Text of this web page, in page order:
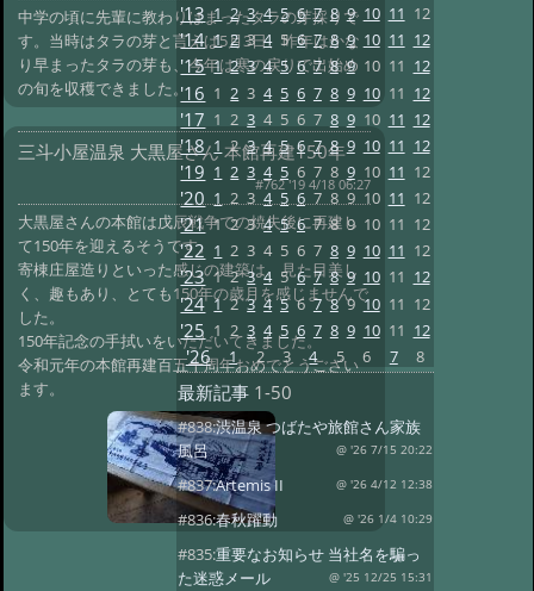
中学の頃に先輩に教わりはまったタラの芽採りで
す。当時はタラの芽と言えば5月3日、昨年はかな
り早まったタラの芽も、今年は寒の戻りで出始め
の旬を収穫できました。
三斗小屋温泉 大黒屋さん 本館再建150年
#762 '19 4/18 06:27
大黒屋さんの本館は戊辰戦争での焼失後に再建し
て150年を迎えるそうです。
寄棟庄屋造りといった感じの建築は、見た目美し
く、趣もあり、とても150年の歳月を感じませんで
した。
150年記念の手拭いをいただいてきました。
令和元年の本館再建百五十周年おめでとうござい
ます。
'13 1 2 3 4 5 6 7 8 9 10 11 12
'14 1 2 3 4 5 6 7 8 9 10 11 12
'15 1 2 3 4 5 6 7 8 9 10 11 12
'16 1 2 3 4 5 6 7 8 9 10 11 12
'17 1 2 3 4 5 6 7 8 9 10 11 12
'18 1 2 3 4 5 6 7 8 9 10 11 12
'19 1 2 3 4 5 6 7 8 9 10 11 12
'20 1 2 3 4 5 6 7 8 9 10 11 12
'21 1 2 3 4 5 6 7 8 9 10 11 12
'22 1 2 3 4 5 6 7 8 9 10 11 12
'23 1 2 3 4 5 6 7 8 9 10 11 12
'24 1 2 3 4 5 6 7 8 9 10 11 12
'25 1 2 3 4 5 6 7 8 9 10 11 12
'26 1 2 3 4 5 6 7 8
最新記事 1-50
#838:渋温泉 つばたや旅館さん家族
風呂
@ '26 7/15 20:22
#837:Artemis II @ '26 4/12 12:38
#836:春秋躍動 @ '26 1/4 10:29
#835:重要なお知らせ 当社名を騙っ
た迷惑メール
@ '25 12/25 15:31